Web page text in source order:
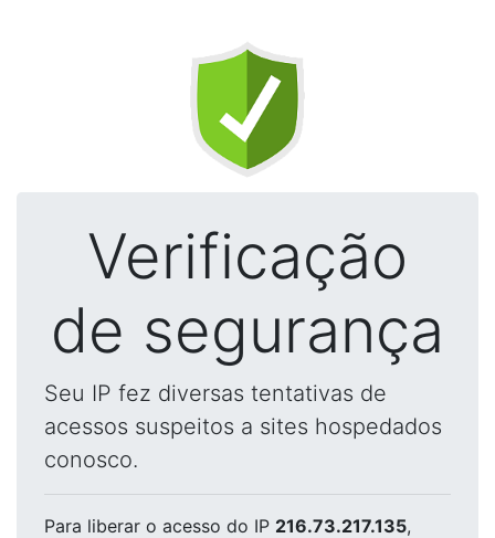
Verificação
de segurança
Seu IP fez diversas tentativas de
acessos suspeitos a sites hospedados
conosco.
Para liberar o acesso do IP 216.73.217.135,